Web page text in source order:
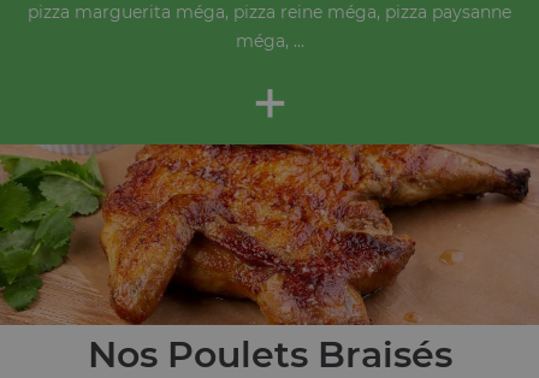
pizza marguerita méga, pizza reine méga, pizza paysanne
méga, ...
+
Nos Poulets Braisés